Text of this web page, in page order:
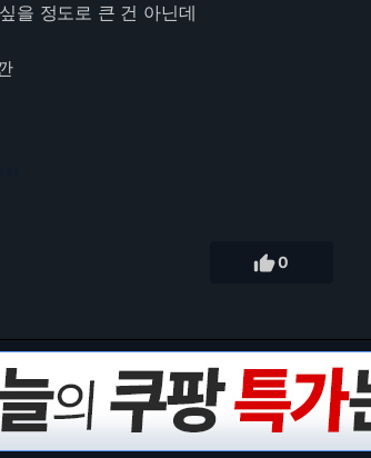
을 정도로 큰 건 아닌데
0